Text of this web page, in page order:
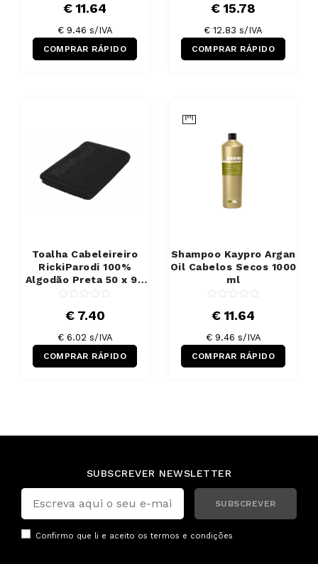
€ 11.64
€ 9.46 s/IVA
COMPRAR RÁPIDO
€ 15.78
€ 12.83 s/IVA
COMPRAR RÁPIDO
Toalha Cabeleireiro
RickiParodi 100%
Algodão Preta 50 x 90
€ 7.40
€ 6.02 s/IVA
COMPRAR RÁPIDO
Shampoo Kaypro Argan
Oil Cabelos Secos 1000
ml
€ 11.64
€ 9.46 s/IVA
COMPRAR RÁPIDO
SUBSCREVER NEWSLETTER
SUBSCREVER
Confirmo que li e aceito os termos e condições